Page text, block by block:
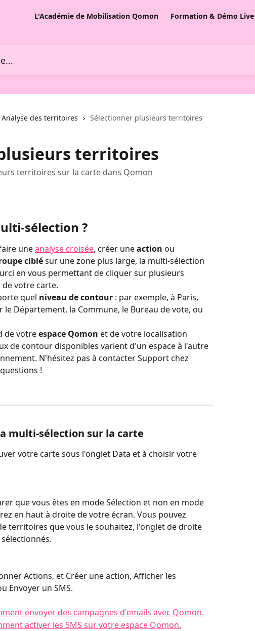
L'Académie de Mobilisation Qomon Formation & Démo Live
Analyse des territoires Sélectionner plusieurs territoires
territoires
territoires sur la carte dans Qomon
sélection ?
une analyse croisée, créer une action ou
ciblé sur une zone plus large, la multi-sélection
en vous permettant de cliquer sur plusieurs
votre carte.
quel niveau de contour : par exemple, à Paris,
le Département, la Commune, le Bureau de vote, ou
de votre espace Qomon et de votre localisation
de contour disponibles varient d'un espace à l'autre
N'hésitez pas à contacter Support chez
!
multi-sélection sur la carte
votre carte sous l'onglet Data et à choisir votre
que vous êtes en mode Sélection et non en mode
en haut à droite de votre écran. Vous pouvez
territoires que vous le souhaitez, l'onglet de droite
Actions, et Créer une action, Afficher les
Envoyer un SMS.
envoyer des campagnes d'emails avec Qomon.
activer les SMS sur votre espace Qomon.